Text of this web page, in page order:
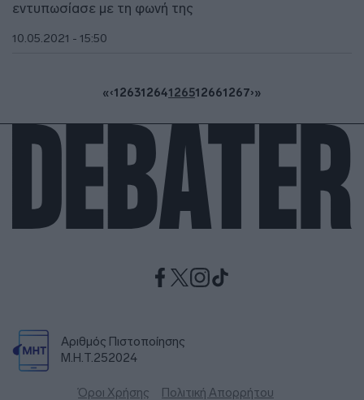
εντυπωσίασε με τη φωνή της
10.05.2021 - 15:50
«‹12631264126512661267›»
Αριθμός Πιστοποίησης
Μ.Η.Τ.252024
Όροι Χρήσης Πολιτική Απορρήτου